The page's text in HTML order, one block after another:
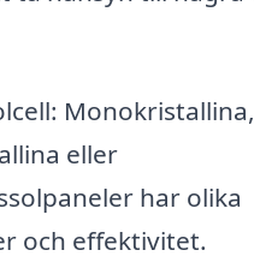
Monokristallina,
eller
har olika
och effektivitet.